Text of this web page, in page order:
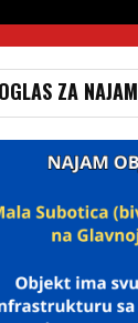
OGLAS ZA NAJAM